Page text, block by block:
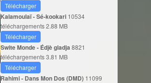
Télécharger
Kalamoulaï - Sé-kookari 10534
téléchargements2.88 MB
Télécharger
Swite Monde - Édjè gladja 8821
téléchargements3.81 MB
Télécharger
Rahimi - Dans Mon Dos (DMD) 11099